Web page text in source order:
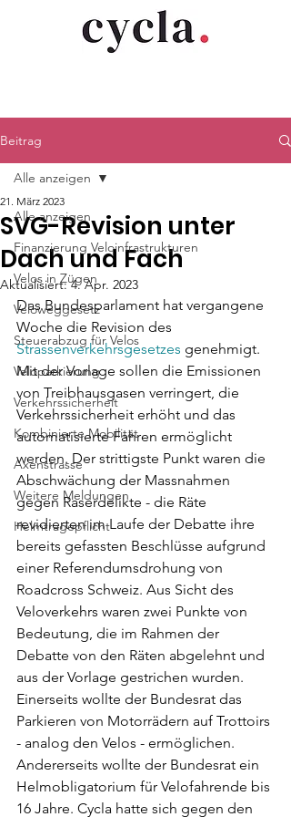
Beitrag
Alle anzeigen
Finanzierung Veloinfrastrukturen
Velos in Zügen
Veloweggesetz
Steuerabzug für Velos
Veloparkierung
Verkehrssicherheit
Kombinierte Mobilität
Axenstrasse
Weitere Meldungen
Helmtragepflicht
Alle anzeigen
SVG-Revision unter
Dach und Fach
21. März 2023
Aktualisiert:4. Apr. 2023
Das Bundesparlament hat vergangene
Woche die Revision des
Strassenverkehrsgesetzes genehmigt.
Mit der Vorlage sollen die Emissionen
von Treibhausgasen verringert, die
Verkehrssicherheit erhöht und das
automatisierte Fahren ermöglicht
werden. Der strittigste Punkt waren die
Abschwächung der Massnahmen
gegen Raserdelikte - die Räte
revidierten im Laufe der Debatte ihre
bereits gefassten Beschlüsse aufgrund
einer Referendumsdrohung von
Roadcross Schweiz. Aus Sicht des
Veloverkehrs waren zwei Punkte von
Bedeutung, die im Rahmen der
Debatte von den Räten abgelehnt und
aus der Vorlage gestrichen wurden.
Einerseits wollte der Bundesrat das
Parkieren von Motorrädern auf Trottoirs
- analog den Velos - ermöglichen.
Andererseits wollte der Bundesrat ein
Helmobligatorium für Velofahrende bis
16 Jahre. Cycla hatte sich gegen den